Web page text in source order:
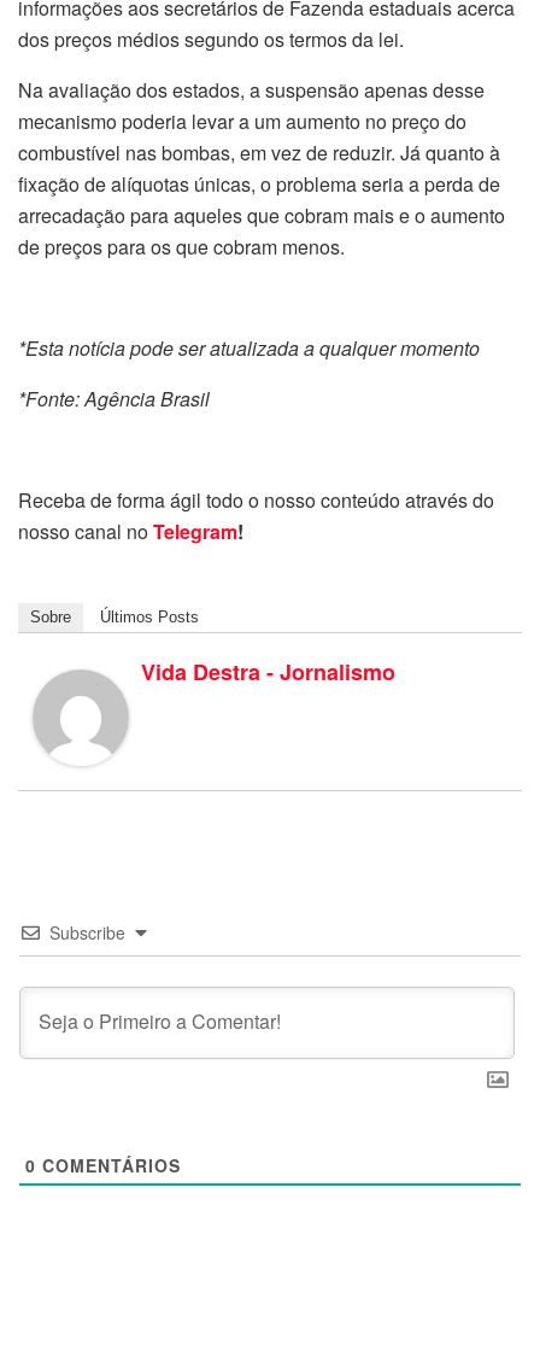
informações aos secretários de Fazenda estaduais acerca
dos preços médios segundo os termos da lei.
Na avaliação dos estados, a suspensão apenas desse
mecanismo poderia levar a um aumento no preço do
combustível nas bombas, em vez de reduzir. Já quanto à
fixação de alíquotas únicas, o problema seria a perda de
arrecadação para aqueles que cobram mais e o aumento
de preços para os que cobram menos.
*Esta notícia pode ser atualizada a qualquer momento
*Fonte: Agência Brasil
Receba de forma ágil todo o nosso conteúdo através do
nosso canal noTelegram!
Sobre Últimos Posts
Vida Destra - Jornalismo
Subscribe
0 COMENTÁRIOS